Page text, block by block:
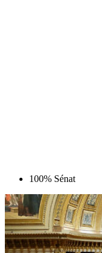
100% Sénat